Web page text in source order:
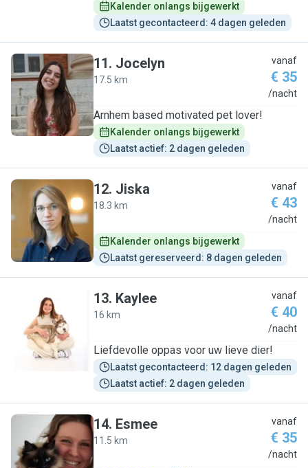
Kalender onlangs bijgewerkt
Laatst gecontacteerd: 4 dagen geleden
J
11. Jocelyn
17.5 km
vanaf
€ 35
/nacht
Arnhem based motivated pet lover!
Kalender onlangs bijgewerkt
Laatst actief: 2 dagen geleden
J
12. Jiska
18.3 km
vanaf
€ 43
/nacht
Kalender onlangs bijgewerkt
Laatst gereserveerd: 8 dagen geleden
K
13. Kaylee
16 km
vanaf
€ 40
/nacht
Liefdevolle oppas voor uw lieve dier!
Laatst gecontacteerd: 12 dagen geleden
Laatst actief: 2 dagen geleden
E
14. Esmee
11.5 km
vanaf
€ 35
/nacht